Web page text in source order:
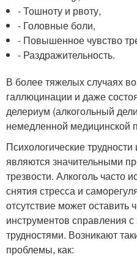
- Тошноту и рвоту,
- Головные боли,
- Повышенное чувство
- Раздражительность.
В более тяжелых случаях
галлюцинации и даже
делериум (алкогольный
немедленной медицинской
Психологические
являются значительными
трезвости. Алкоголь часто
снятия стресса и
отсутствие может
инструментов справления
трудностями. Возникают
проблемы, как: